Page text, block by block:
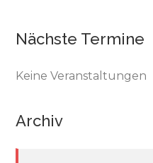
Nächste Termine
Keine Veranstaltungen
Archiv